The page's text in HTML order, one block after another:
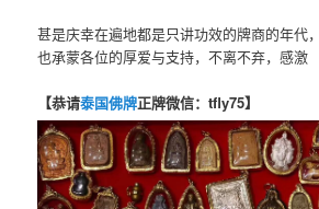
甚是庆幸在遍地都是只讲功效的牌商的年代
也承蒙各位的厚爱与支持，不离不弃，感激
【恭请泰国佛牌正牌微信：tfly75】